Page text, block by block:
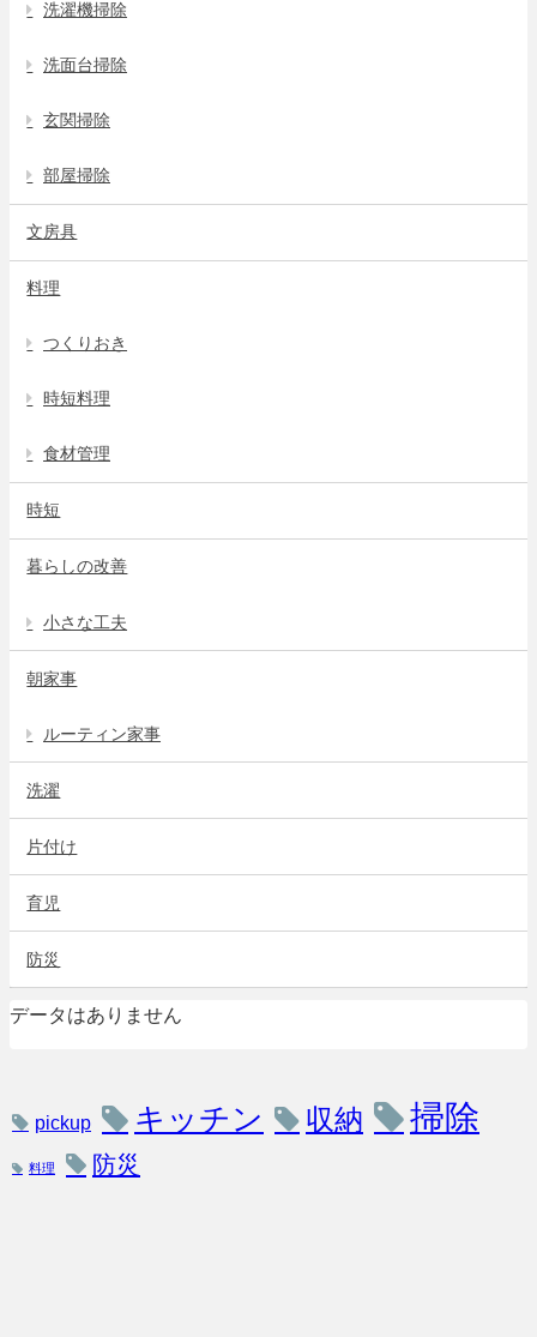
洗濯機掃除
洗面台掃除
玄関掃除
部屋掃除
文房具
料理
つくりおき
時短料理
食材管理
時短
暮らしの改善
小さな工夫
朝家事
ルーティン家事
洗濯
片付け
育児
防災
データはありません
pickup キッチン 収納 掃除
料理 防災